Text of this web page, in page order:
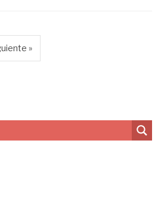
»